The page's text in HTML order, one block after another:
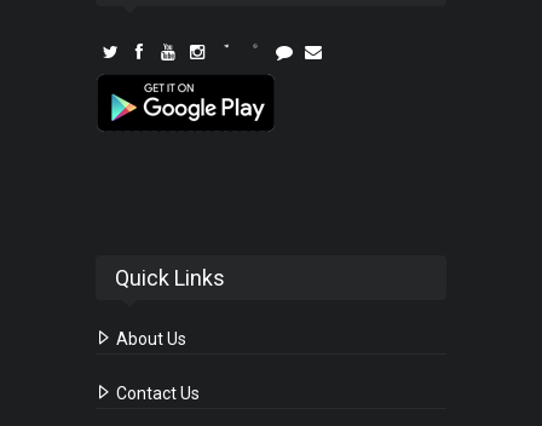
Quick Links
About Us
Contact Us